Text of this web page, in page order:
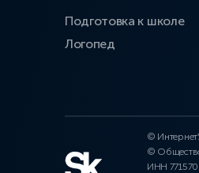
Подготовка к школе
Логопед
©
©
ИНН